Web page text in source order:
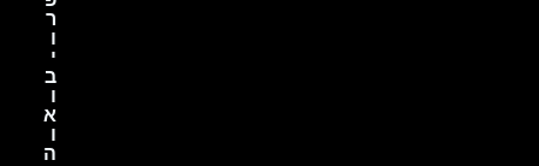
ר
ו
י
ב
ו
א
ו
ה